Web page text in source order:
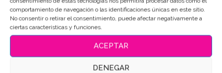
comportamiento de navegación o las identificaciones únicas en este sitio.
No consentir o retirar el consentimiento, puede afectar negativamente a
ciertas características y funciones.
ACEPTAR
DENEGAR